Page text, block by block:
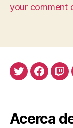
your comment
Twitter
Acerca